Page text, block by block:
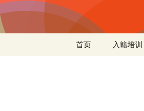
首页 入籍培训